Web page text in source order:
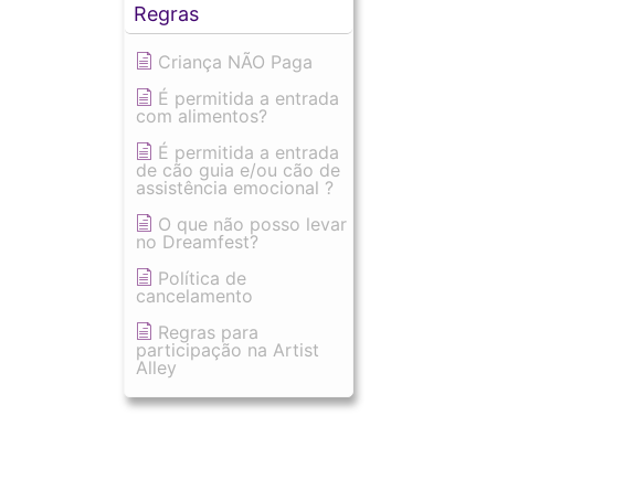
Regras
Criança NÃO Paga
É permitida a entrada
com alimentos?
É permitida a entrada
de cão guia e/ou cão de
assistência emocional ?
O que não posso levar
no Dreamfest?
Política de
cancelamento
Regras para
participação na Artist
Alley